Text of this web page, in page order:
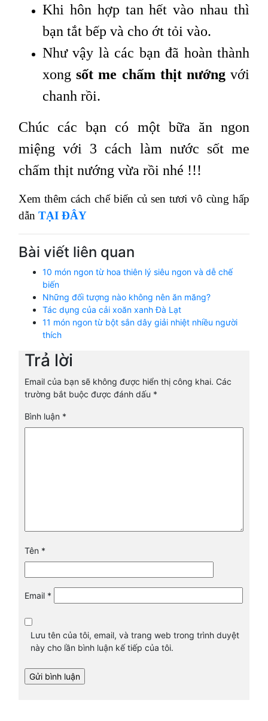
Khi hôn hợp tan hết vào nhau thì
bạn tắt bếp và cho ớt tỏi vào.
Như vậy là các bạn đã hoàn thành
xongsốt me chấm thịt nướngvới
chanh rồi.
Chúc các bạn có một bữa ăn ngon
miệng với 3 cách làm nước sốt me
chấm thịt nướng vừa rồi nhé !!!
Xem thêm cách chế biến củ sen tươi vô cùng hấp
dẫn TẠI ĐÂY
Bài viết liên quan
10 món ngon từ hoa thiên lý siêu ngon và dễ chế
biến
Những đối tượng nào không nên ăn măng?
Tác dụng của cải xoăn xanh Đà Lạt
11 món ngon từ bột sắn dây giải nhiệt nhiều người
thích
Trả lời
Email của bạn sẽ không được hiển thị công khai. Các
trường bắt buộc được đánh dấu *
Bình luận *
Tên *
Email *
Lưu tên của tôi, email, và trang web trong trình duyệt
này cho lần bình luận kế tiếp của tôi.